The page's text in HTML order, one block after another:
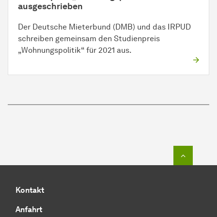
ausgeschrieben
Der Deutsche Mieterbund (DMB) und das IRPUD
schreiben gemeinsam den Studienpreis
„Wohnungspolitik“ für 2021 aus.
Kontakt
Anfahrt